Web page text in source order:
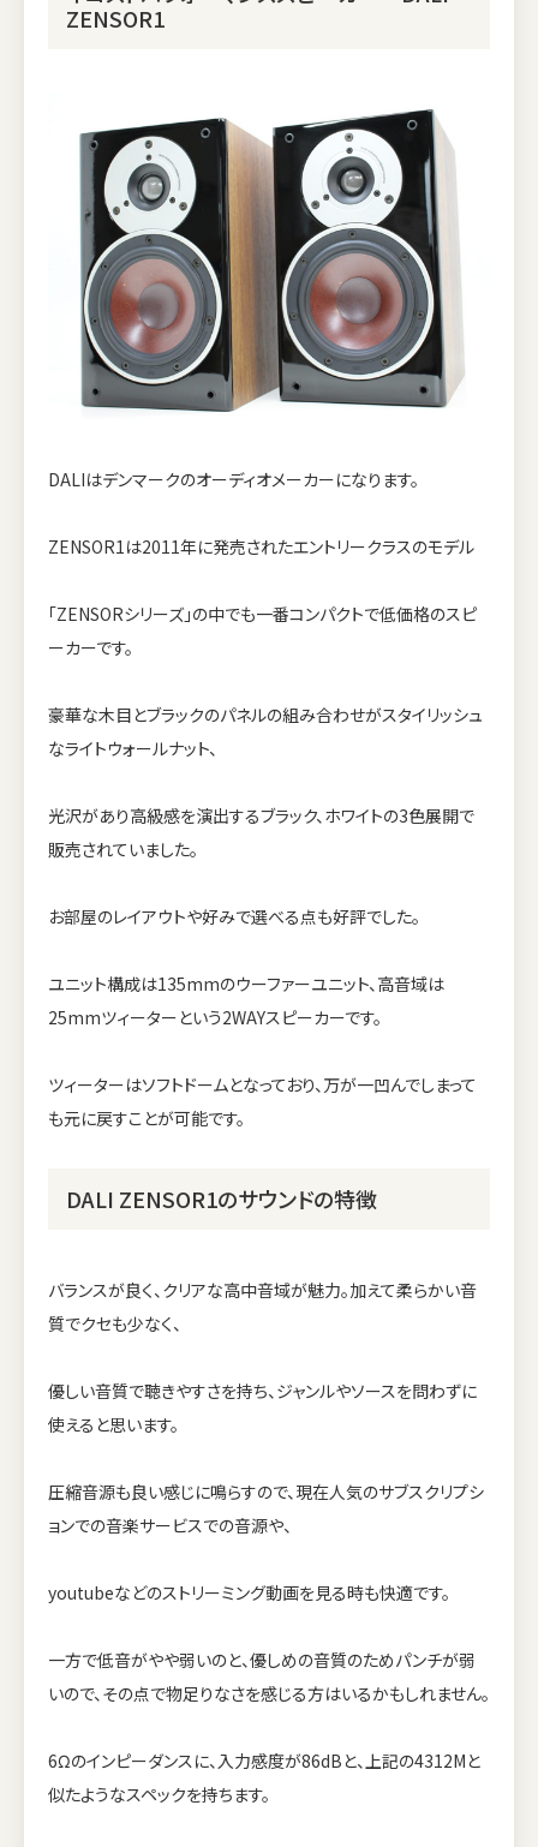
ZENSOR1
DALIはデンマークのオーディオメーカーになります。
ZENSOR1は2011年に発売されたエントリークラスのモデル
「ZENSORシリーズ」の中でも一番コンパクトで低価格のスピ
ーカーです。
豪華な木目とブラックのパネルの組み合わせがスタイリッシュ
なライトウォールナット、
光沢があり高級感を演出するブラック、ホワイトの3色展開で
販売されていました。
お部屋のレイアウトや好みで選べる点も好評でした。
ユニット構成は135mmのウーファーユニット、高音域は
25mmツィーターという2WAYスピーカーです。
ツィーターはソフトドームとなっており、万が一凹んでしまって
も元に戻すことが可能です。
DALI ZENSOR1のサウンドの特徴
バランスが良く、クリアな高中音域が魅力。加えて柔らかい音
質でクセも少なく、
優しい音質で聴きやすさを持ち、ジャンルやソースを問わずに
使えると思います。
圧縮音源も良い感じに鳴らすので、現在人気のサブスクリプシ
ョンでの音楽サービスでの音源や、
youtubeなどのストリーミング動画を見る時も快適です。
一方で低音がやや弱いのと、優しめの音質のためパンチが弱
いので、その点で物足りなさを感じる方はいるかもしれません。
6Ωのインピーダンスに、入力感度が86dBと、上記の4312Mと
似たようなスペックを持ちます。